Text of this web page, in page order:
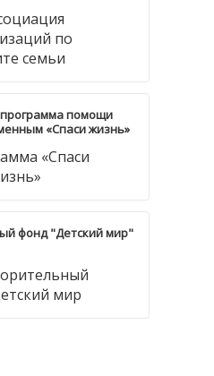
помощи
«Спаси жизнь»
фонд "Детский мир"